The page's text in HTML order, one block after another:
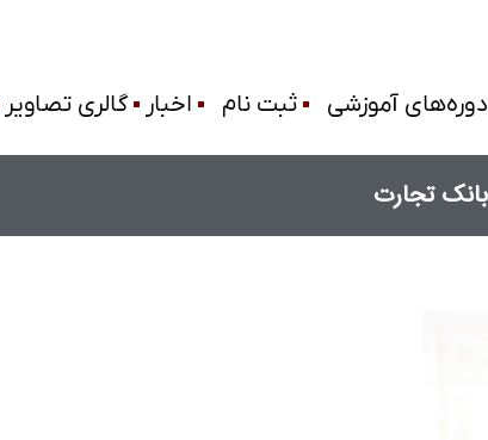
دوره‌های آموزشی ثبت نام اخبار گالری تصاویر